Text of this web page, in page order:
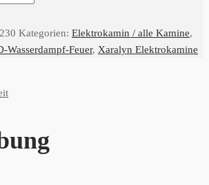
Kategorien: Elektrokamin / alle Kamine,
Wasserdampf-Feuer, Xaralyn Elektrokamine